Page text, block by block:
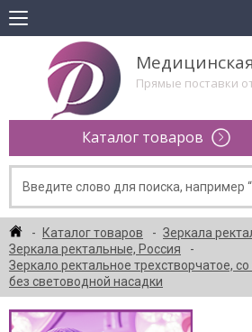
Прямые поставки
Каталог товаров
Каталог товаров
Зеркала
Зеркала ректальные, Россия
Зеркало ректальное трехстворчатое,
без световодной насадки